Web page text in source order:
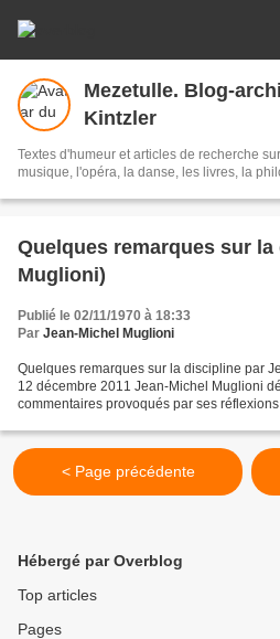
Mezetulle. Blog-
Kintzler
Textes d'humeur et articles de recherche
musique, l'opéra, la danse, les livres, la
Quelques remarques sur
Muglioni)
Publié le 02/11/1970 à 18:33
Par Jean-Michel Muglioni
Quelques remarques sur la discipline par
12 décembre 2011 Jean-Michel Muglioni
commentaires provoqués par ses
< Page précédente
Hébergé par Overblog
Top articles
Pages